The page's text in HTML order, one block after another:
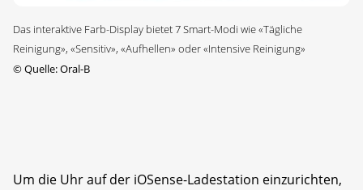
Das interaktive Farb-Display bietet 7 Smart-Modi wie «Tägliche
Reinigung», «Sensitiv», «Aufhellen» oder «Intensive Reinigung»
©Quelle: Oral-B
Um die Uhr auf der iOSense-Ladestation einzurichten,